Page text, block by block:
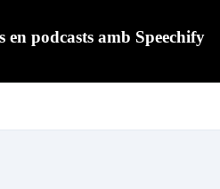
podcasts amb Speechify